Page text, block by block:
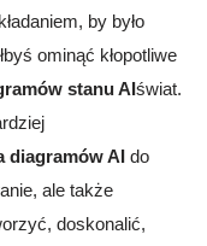
by było
ominąć kłopotliwe
stanu AIświat.
diagramów AI do
ale także
doskonalić,